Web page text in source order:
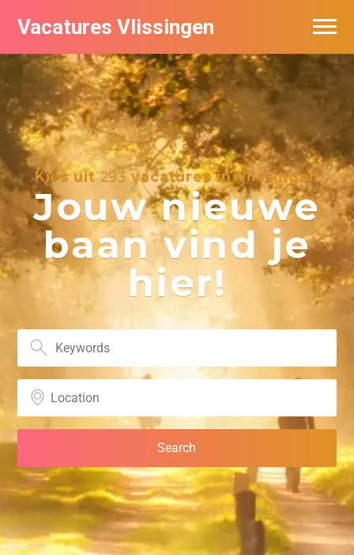
Vacatures Vlissingen
Kies uit293 vacatures in Vlissingen
Jouw nieuwe
baan vind je
hier!